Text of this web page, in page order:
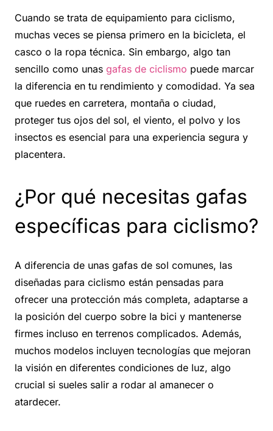
Cuando se trata de equipamiento para ciclismo,
muchas veces se piensa primero en la bicicleta, el
casco o la ropa técnica. Sin embargo, algo tan
sencillo como unas gafas de ciclismo puede marcar
la diferencia en tu rendimiento y comodidad. Ya sea
que ruedes en carretera, montaña o ciudad,
proteger tus ojos del sol, el viento, el polvo y los
insectos es esencial para una experiencia segura y
placentera.
¿Por qué necesitas gafas
específicas para ciclismo?
A diferencia de unas gafas de sol comunes, las
diseñadas para ciclismo están pensadas para
ofrecer una protección más completa, adaptarse a
la posición del cuerpo sobre la bici y mantenerse
firmes incluso en terrenos complicados. Además,
muchos modelos incluyen tecnologías que mejoran
la visión en diferentes condiciones de luz, algo
crucial si sueles salir a rodar al amanecer o
atardecer.